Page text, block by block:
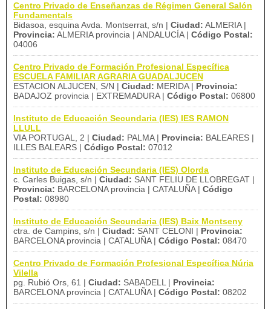
Centro Privado de Enseñanzas de Régimen General Salón
Fundamentals
Bidasoa, esquina Avda. Montserrat, s/n | Ciudad: ALMERIA |
Provincia: ALMERIA provincia | ANDALUCÍA | Código Postal:
04006
Centro Privado de Formación Profesional Específica
ESCUELA FAMILIAR AGRARIA GUADALJUCEN
ESTACION ALJUCEN, S/N | Ciudad: MERIDA | Provincia:
BADAJOZ provincia | EXTREMADURA | Código Postal: 06800
Instituto de Educación Secundaria (IES) IES RAMON
LLULL
VIA PORTUGAL, 2 | Ciudad: PALMA | Provincia: BALEARES |
ILLES BALEARS | Código Postal: 07012
Instituto de Educación Secundaria (IES) Olorda
c. Carles Buigas, s/n | Ciudad: SANT FELIU DE LLOBREGAT |
Provincia: BARCELONA provincia | CATALUÑA | Código
Postal: 08980
Instituto de Educación Secundaria (IES) Baix Montseny
ctra. de Campins, s/n | Ciudad: SANT CELONI | Provincia:
BARCELONA provincia | CATALUÑA | Código Postal: 08470
Centro Privado de Formación Profesional Específica Núria
Vilella
pg. Rubió Ors, 61 | Ciudad: SABADELL | Provincia:
BARCELONA provincia | CATALUÑA | Código Postal: 08202